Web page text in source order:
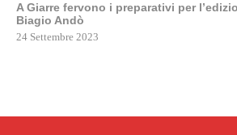
A Giarre fervono i preparativi per
Biagio Andò
24 Settembre 2023